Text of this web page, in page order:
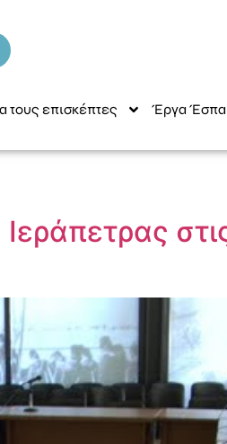
τους επισκέπτες Έργα Έσπα